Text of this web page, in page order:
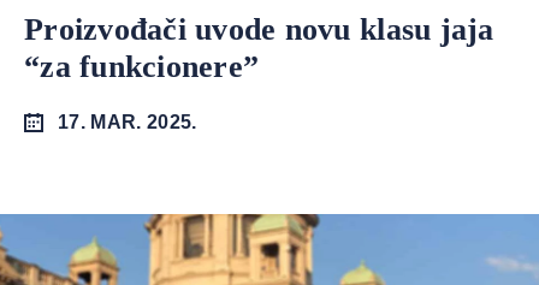
Proizvođači uvode novu klasu jaja
“za funkcionere”
17. MAR. 2025.